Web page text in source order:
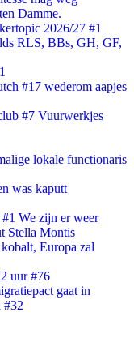
Damme.
2026/27 #1
RLS, BBs, GH, GF,
#17 wederom aapjes
#7 Vuurwerkjes
lokale functionaris
was kaputt
We zijn er weer
Stella Montis
Europa zal
uur #76
gaat in
#32